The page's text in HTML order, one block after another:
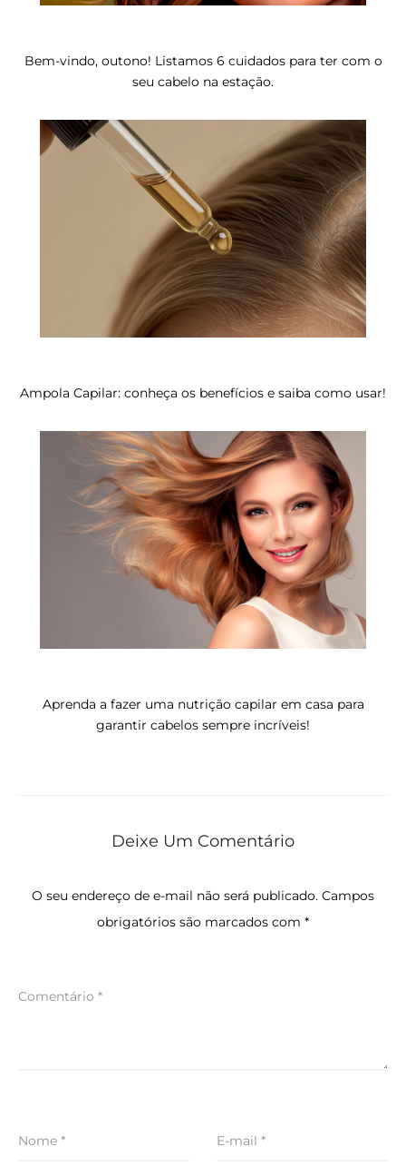
Bem-vindo, outono! Listamos 6 cuidados para ter com o
seu cabelo na estação.
Ampola Capilar: conheça os benefícios e saiba como usar!
Aprenda a fazer uma nutrição capilar em casa para
garantir cabelos sempre incríveis!
Deixe Um Comentário
O seu endereço de e-mail não será publicado. Campos
obrigatórios são marcados com *
Comentário *
Nome * E-mail *